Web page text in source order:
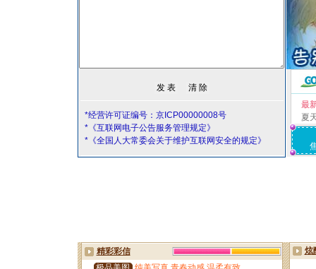
*经营许可证编号：京ICP00000008号
*《互联网电子公告服务管理规定》
*《全国人大常委会关于维护互联网安全的规定》
最
夏